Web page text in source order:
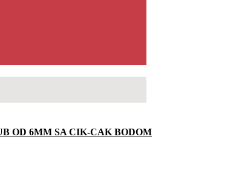
OD 6MM SA CIK-CAK BODOM